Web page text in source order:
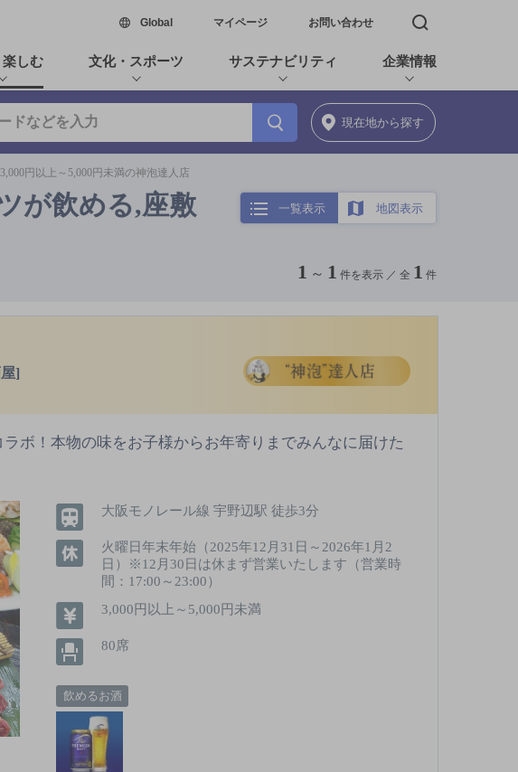
Global新しいウィンドウで開く
マイページ お問い合わせ 検索窓を開く
しむ 文化・スポーツ サステナビリティ 企業情報
現在地から探す
円以上～5,000円未満の神泡達人店
が飲める,座敷
一覧表示 地図表示
1 ～ 1 件を表示 ／ 全 1 件
]
ボ！本物の味をお子様からお年寄りまでみんなに届けた
大阪モノレール線 宇野辺駅 徒歩3分
火曜日年末年始（2025年12月31日～2026年1月2
日）※12月30日は休まず営業いたします（営業時
間：17:00～23:00）
3,000円以上～5,000円未満
80席
飲めるお酒